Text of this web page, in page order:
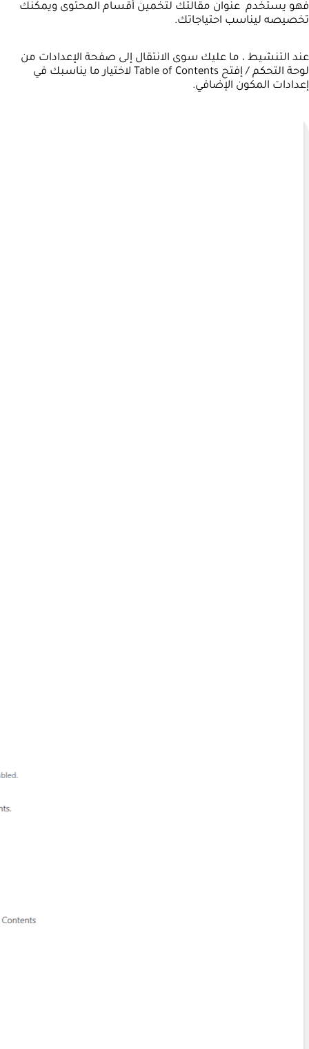
فهو يستخدم عنوان مقالتك لتخمين أقسام المحتوى ويمكنك
تخصيصه ليناسب احتياجاتك.
عند التنشيط ، ما عليك سوى الانتقال إلى صفحة الإعدادات من
لوحة التحكم / إفتح Table of Contents لاختيار ما يناسبك في
إعدادات المكون الإضافي.